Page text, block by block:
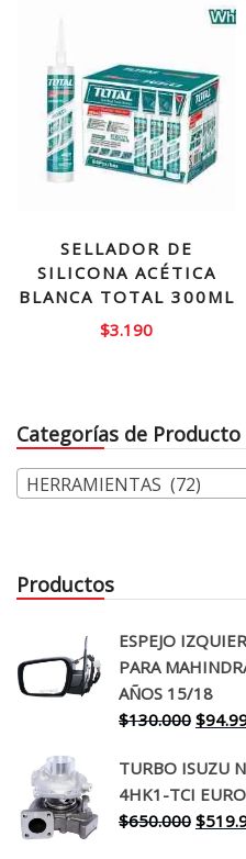
SELLADOR DE
SILICONA ACÉTICA
BLANCA TOTAL 300ML
$3.190
Categorías de Producto
HERRAMIENTAS (72)
Productos
ESPEJO
PARA
AÑOS 15/18
$130.000 El
era:
$
TURBO ISUZU
4HK1-TCI
$650.000 El
$